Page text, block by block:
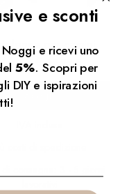
per camini
66,49
69,99€
Scegli
e sconti
e ricevi uno
5%. Scopri per
DIY e ispirazioni